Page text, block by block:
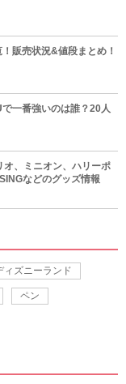
販売状況&値段まとめ！
一番強いのは誰？20人
オ、ミニオン、ハリーポ
などのグッズ情報
ィズニーランド
ペン